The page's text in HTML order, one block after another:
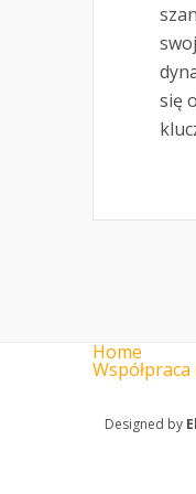
się
Home
Designed by